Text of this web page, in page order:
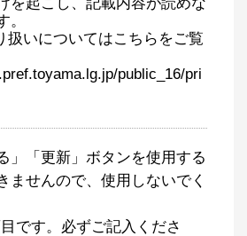
。
扱いについてはこちらをご覧
public_16/pri
」「更新」ボタンを使用する
ませんので、使用しないでく
です。必ずご記入くださ